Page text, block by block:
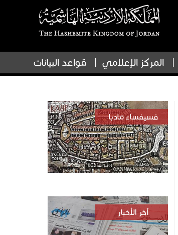
المركز الإعلامي قواعد البيانات
فسيفساء مادبا
آخر الأخبار